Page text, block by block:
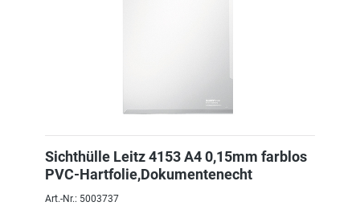
Sichthülle Leitz 4153 A4 0,15mm farblos
PVC-Hartfolie,Dokumentenecht
Art.-Nr.: 5003737